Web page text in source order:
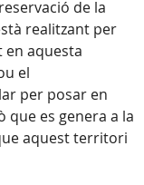
de la
realitzant per
aquesta
el
per posar en
que es genera a la
aquest territori